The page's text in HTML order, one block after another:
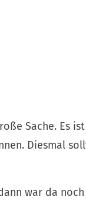
Sache. Es
Diesmal
war da